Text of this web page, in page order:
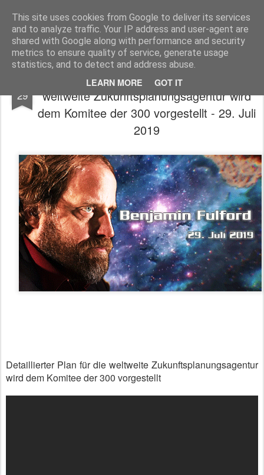
This site uses cookies from Google to deliver its services
and to analyze traffic. Your IP address and user-agent are
shared with Google along with performance and security
metrics to ensure quality of service, generate usage
statistics, and to detect and address abuse.
LEARN MORE GOT IT
Freigeist - ReHU - Forum Institut für Grenzwissenschaften - Spiritualität - Zukunftsforschung - Einheit
Pages
29
Benjamin Fulford: Detaillierter Plan für die
weltweite Zukunftsplanungsagentur wird
dem Komitee der 300 vorgestellt - 29. Juli
2019
Detaillierter Plan für die weltweite Zukunftsplanungsagentur
wird dem Komitee der 300 vorgestellt